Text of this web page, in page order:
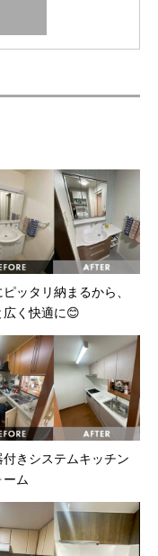
ッタリ納まるから、
広く快適に😊
付きシステムキッチン
ーム